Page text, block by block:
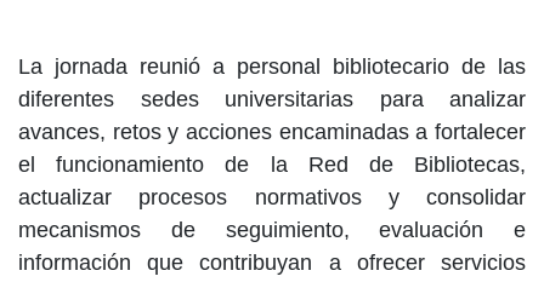
La jornada reunió a personal bibliotecario de las
diferentes sedes universitarias para analizar
avances, retos y acciones encaminadas a fortalecer
el funcionamiento de la Red de Bibliotecas,
actualizar procesos normativos y consolidar
mecanismos de seguimiento, evaluación e
información que contribuyan a ofrecer servicios